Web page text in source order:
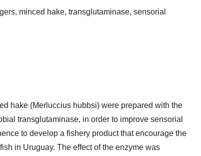
minced hake, transglutaminase, sensorial
hake (Merluccius hubbsi) were prepared with the
transglutaminase, in order to improve sensorial
to develop a fishery product that encourage the
in Uruguay. The effect of the enzyme was